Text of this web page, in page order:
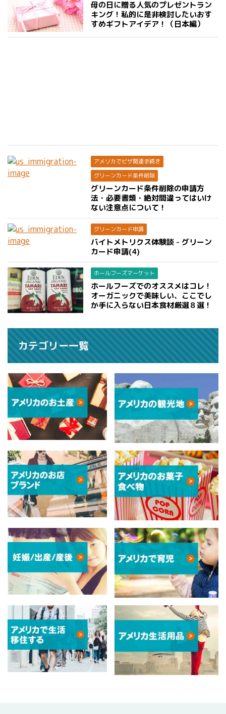
母の日に贈る人気のプレゼントラン
キング！私的に是非検討したいおす
すめギフトアイデア！（日本編）
アメリカでビザ関連手続き
グリーンカード条件削除
グリーンカード条件削除の申請方
法・必要書類・絶対間違ってはいけ
ない注意点について！
グリーンカード申請
バイトメトリクス体験談 - グリーン
カード申請(4)
ホールフーズマーケット
ホールフーズでのオススメはコレ！
オーガニックで美味しい、ここでし
か手に入らない日本食材厳選８選！
カテゴリー一覧